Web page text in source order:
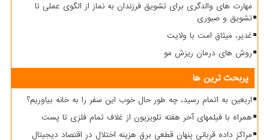
مهارت های والدگری برای تشویق فرزندان به نماز از الگوی عملی تا
تشویق و صبوری
غدیر، میثاق امت با ولایت
روش های درمان ریزش مو
پربحث ترین ها
اربعین به اتمام رسید، چه طور حال خوب این سفر را به خانه بیاوریم؟
همراه با فیلمهای آخر هفته تلویزیون از غلاف تمام فلزی تا پست
مراکز داده قربانی پنهان قطعی برق هزینه اختلال در اقتصاد دیجیتال